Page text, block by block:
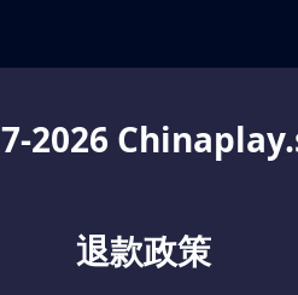
2026
退款政策